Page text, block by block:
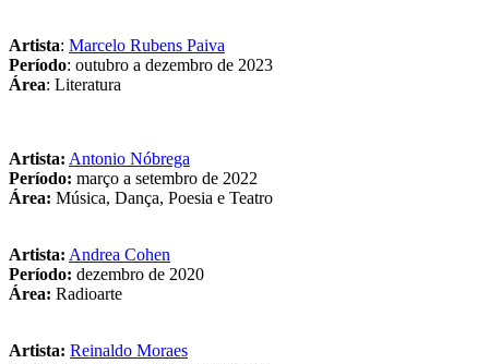
Artista: Marcelo Rubens Paiva
Período: outubro a dezembro de 2023
Área: Literatura
Artista: Antonio Nóbrega
Período: março a setembro de 2022
Área: Música, Dança, Poesia e Teatro
Artista: Andrea Cohen
Período: dezembro de 2020
Área: Radioarte
Artista: Reinaldo Moraes